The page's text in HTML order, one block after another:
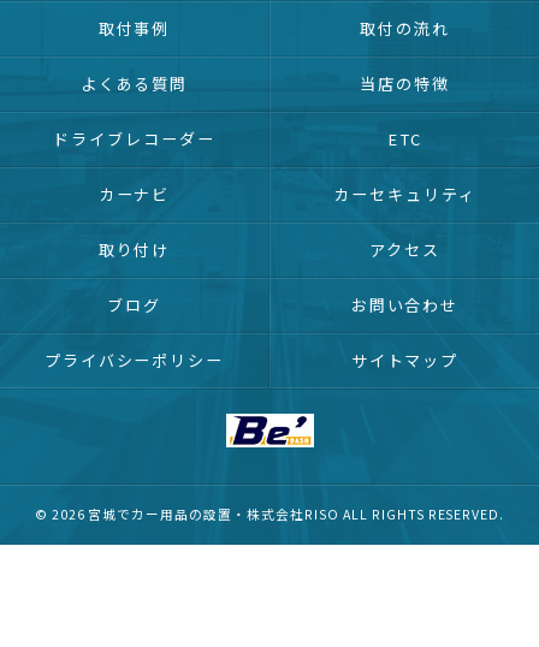
取付事例 取付の流れ
よくある質問 当店の特徴
ドライブレコーダー ETC
カーナビ カーセキュリティ
取り付け アクセス
ブログ お問い合わせ
プライバシーポリシー サイトマップ
© 2026 宮城でカー用品の設置・株式会社RISO ALL RIGHTS RESERVED.